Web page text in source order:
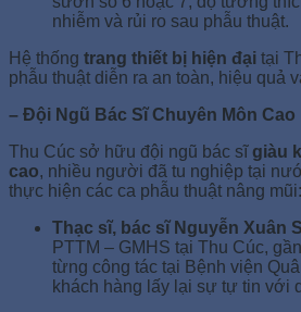
nhiễm và rủi ro sau phẫu thuật.
Hệ thống trang thiết bị hiện đại tại
phẫu thuật diễn ra an toàn, hiệu quả
– Đội Ngũ Bác Sĩ Chuyên Môn Cao
Thu Cúc sở hữu đội ngũ bác sĩgiàu
cao, nhiều người đã tu nghiệp tại
thực hiện các ca phẫu thuật nâng mũi:
Thạc sĩ, bác sĩ Nguyễn Xuân
PTTM – GMHS tại Thu Cúc,
từng công tác tại Bệnh viện
khách hàng lấy lại sự tự tin với